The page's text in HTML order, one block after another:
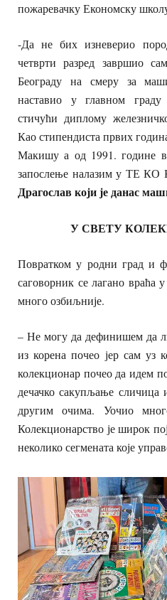
пожаревачку Економску
-Да не бих изневерио
четврти разред завршио
Београду на смеру за
наставио у главном
стичући диплому
Као стипендиста првих
Макишу а од 1991. године
запослење налазим у ТЕ КО
Драгослав који је данас
У СВЕТУ
Повратком у родни град и
саговорник се лагано враћа
много озбиљније.
– Не могу да дефинишем да
из корена почео јер сам уз
колекционар почео да идем
дечачко сакупљање сличица
другим очима. Уочио
Колекционарство је широк
неколико сегмената које